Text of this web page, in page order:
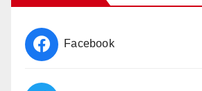
Facebook